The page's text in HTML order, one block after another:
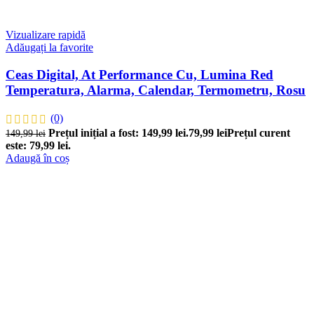
Vizualizare rapidă
Adăugați la favorite
Ceas Digital, At Performance Cu, Lumina Red
Temperatura, Alarma, Calendar, Termometru, Rosu
(0)
149,99lei Prețul inițial a fost: 149,99 lei.79,99 leiPrețul curent
este: 79,99 lei.
Adaugă în coș